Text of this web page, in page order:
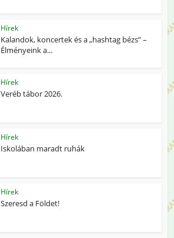
Hírek
Kalandok, koncertek és a „hashtag bézs” –
Élményeink a...
Hírek
Veréb tábor 2026.
Hírek
Iskolában maradt ruhák
Hírek
Szeresd a Földet!